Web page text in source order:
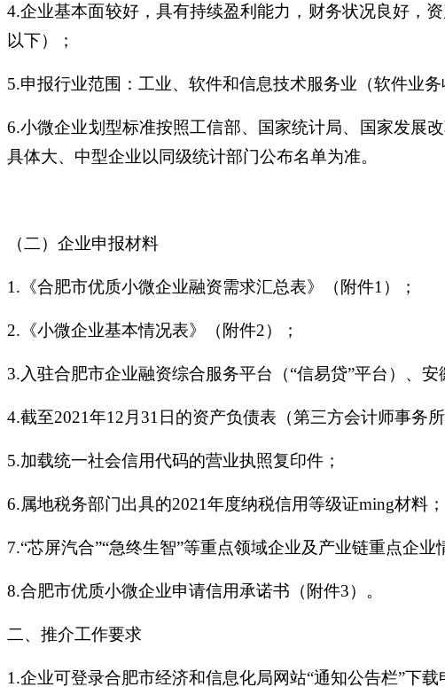
4.企业基本面较好，具有持续盈利能力，财务状况良好，
以下）；
5.申报行业范围：工业、软件和信息技术服务业（软件业
6.小微企业划型标准按照工信部、国家统计局、国家发展
具体大、中型企业以同级统计部门公布名单为准。
（二）企业申报材料
1.《合肥市优质小微企业融资需求汇总表》（附件1）；
2.《小微企业基本情况表》（附件2）；
3.入驻合肥市企业融资综合服务平台（“信易贷”平台）、
4.截至2021年12月31日的资产负债表（第三方会计师事务
5.加载统一社会信用代码的营业执照复印件；
6.属地税务部门出具的2021年度纳税信用等级证ming材料；
7.“芯屏汽合”“急终生智”等重点领域企业及产业链重点企业
8.合肥市优质小微企业申请信用承诺书（附件3）。
二、推介工作要求
1.企业可登录合肥市经济和信息化局网站“通知公告栏”下